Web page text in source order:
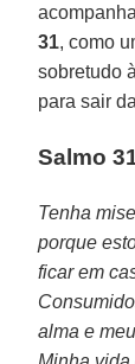
31, como
sobretudo
para sair
Salmo
Tenha
porque
ficar em
alma e